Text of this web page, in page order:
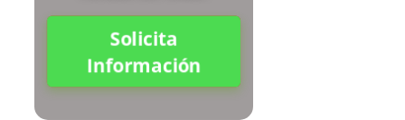
Solicita
Información